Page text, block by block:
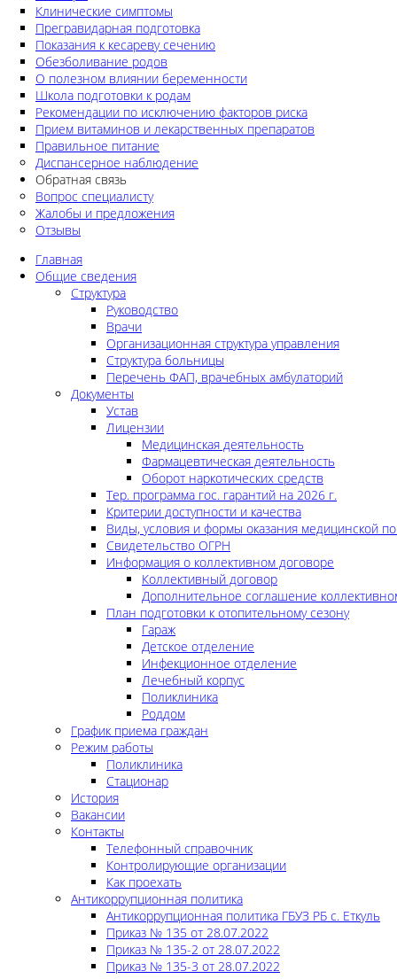
Клинические симптомы
Прегравидарная подготовка
Показания к кесареву сечению
Обезболивание родов
О полезном влиянии беременности
Школа подготовки к родам
Рекомендации по исключению факторов риска
Прием витаминов и лекарственных препаратов
Правильное питание
Диспансерное наблюдение
Обратная связь
Вопрос специалисту
Жалобы и предложения
Отзывы
Главная
Общие сведения
Структура
Руководство
Врачи
Организационная структура управления
Структура больницы
Перечень ФАП, врачебных амбулаторий
Документы
Устав
Лицензии
Медицинская деятельность
Фармацевтическая деятельность
Оборот наркотических средств
Тер. программа гос. гарантий на 2026 г.
Критерии доступности и качества
Виды, условия и формы оказания медицинской
Свидетельство ОГРН
Информация о коллективном договоре
Коллективный договор
Дополнительное соглашение
План подготовки к отопительному сезону
Гараж
Детское отделение
Инфекционное отделение
Лечебный корпус
Поликлиника
Роддом
График приема граждан
Режим работы
Поликлиника
Стационар
История
Вакансии
Контакты
Телефонный справочник
Контролирующие организации
Как проехать
Антикоррупционная политика
Антикоррупционная политика ГБУЗ РБ с. Еткуль
Приказ № 135 от 28.07.2022
Приказ № 135-2 от 28.07.2022
Приказ № 135-3 от 28.07.2022